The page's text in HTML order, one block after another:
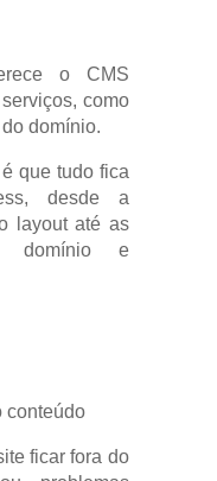
o CMS
como
domínio.
que tudo fica
desde a
layout até as
domínio e
conteúdo
ficar fora do